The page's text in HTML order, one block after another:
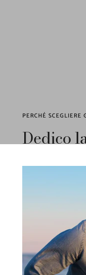
PERCHÉ SCEGLIERE
Dedico
piace
nel mixare
uniti al giusto mix
anche straniera
e alla